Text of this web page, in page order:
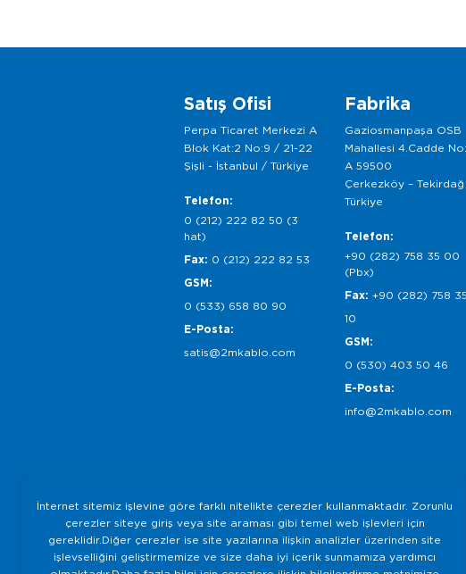
Satış Ofisi
Perpa Ticaret Merkezi A
Blok Kat:2 No:9 / 21-22
Şişli - İstanbul / Türkiye
Telefon:
0 (212) 222 82 50 (3
hat)
Fax: 0 (212) 222 82 53
GSM:
0 (533) 658 80 90
E-Posta:
satis@2mkablo.com
Fabrika
Gaziosmanpaşa OSB
Mahallesi 4.Cadde
A 59500
Çerkezköy –
Türkiye
Telefon:
+90 (282) 758 35 00
(Pbx)
Fax: +90 (282) 758 35
10
GSM:
0 (530) 403 50 46
E-Posta:
info@2mkablo.com
İnternet sitemiz işlevine göre farklı nitelikte çerezler kullanmaktadır. Zorunlu
çerezler siteye giriş veya site araması gibi temel web işlevleri için
gereklidir.Diğer çerezler ise site yazılarına ilişkin analizler üzerinden site
işlevselliğini geliştirmemize ve size daha iyi içerik sunmamıza yardımcı